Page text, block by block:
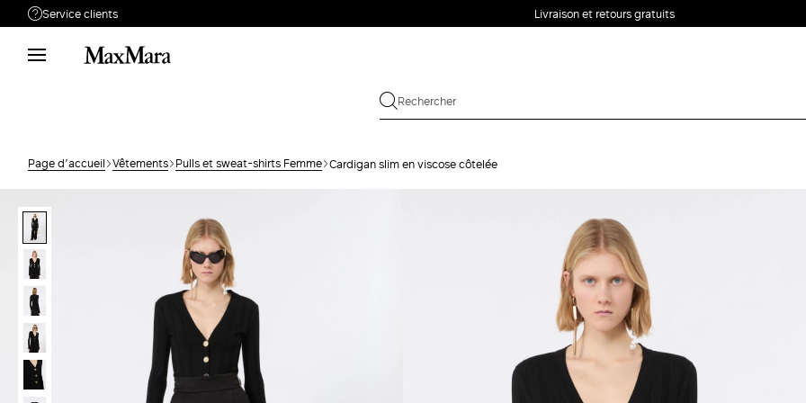
Service clients
Besoin de support ?
Téléphone : LUN / VEN 9 - 18
demande
Livraison et retours gratuits
Page d’accueil Vêtements Pulls et sweat-shirts Femme Cardigan slim en viscose côtelée